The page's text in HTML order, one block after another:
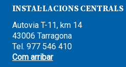
INSTAL·LACIONS CENTRALS
Autovia T-11, km 14
43006 Tarragona
Tel. 977 546 410
Com arribar